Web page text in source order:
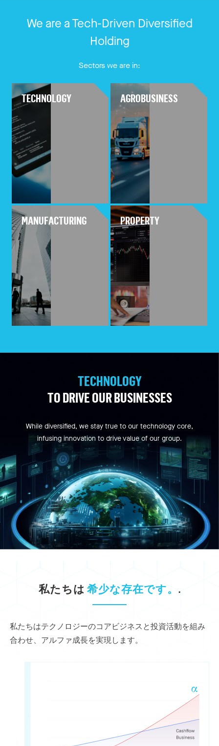
We are a Tech-Driven Diversified
Holding
Sectors we are in:
TECHNOLOGY AGROBUSINESS
MANUFACTURING PROPERTY
TECHNOLOGY
TO DRIVE OUR BUSINESSES
While diversified, we stay true to our technology core,
infusing innovation to drive value of our group.
私たちは 希少な存在です。 .
私たちはテクノロジーのコアビジネスと投資活動を組み
合わせ、アルファ成長を実現します。